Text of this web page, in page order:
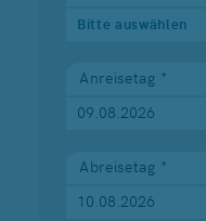
Bitte auswählen
Anreisetag *
Abreisetag *